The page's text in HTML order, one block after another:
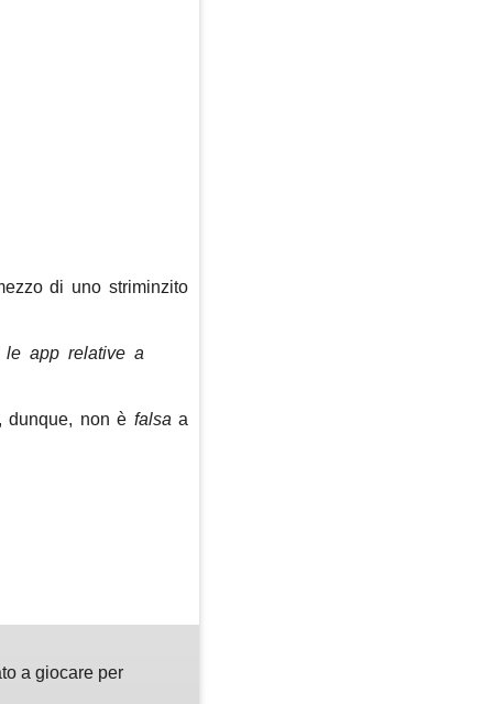
di uno striminzito
le app relative a
dunque, non è falsa a
a giocare per